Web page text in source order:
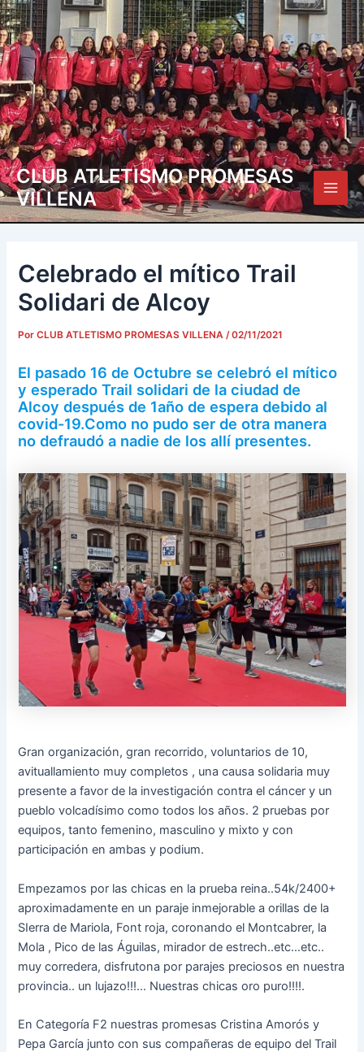
Ir
al
contenido
CLUB ATLETISMO PROMESAS
VILLENA
Main
Celebrado el mítico Trail
Solidari de Alcoy
PorCLUB ATLETISMO PROMESAS VILLENA/02/11/2021
El pasado 16 de Octubre se celebró el mítico
y esperado Trail solidari de la ciudad de
Alcoy después de 1año de espera debido al
covid-19.Como no pudo ser de otra manera
no defraudó a nadie de los allí presentes.
Gran organización, gran recorrido, voluntarios de 10,
avituallamiento muy completos , una causa solidaria muy
presente a favor de la investigación contra el cáncer y un
pueblo volcadísimo como todos los años. 2 pruebas por
equipos, tanto femenino, masculino y mixto y con
participación en ambas y podium.
Empezamos por las chicas en la prueba reina..54k/2400+
aproximadamente en un paraje inmejorable a orillas de la
SIerra de Mariola, Font roja, coronando el Montcabrer, la
Mola , Pico de las Águilas, mirador de estrech..etc…etc..
muy corredera, disfrutona por parajes preciosos en nuestra
provincia.. un lujazo!!!… Nuestras chicas oro puro!!!!.
En Categoría F2 nuestras promesas Cristina Amorós y
Pepa García junto con sus compañeras de equipo del Trail
Navegación
de
entradas